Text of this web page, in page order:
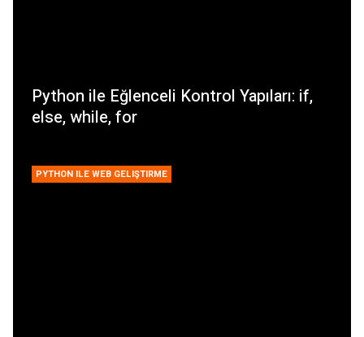
Python ile Eğlenceli Kontrol Yapıları: if,
else, while, for
PYTHON ILE WEB GELIŞTIRME